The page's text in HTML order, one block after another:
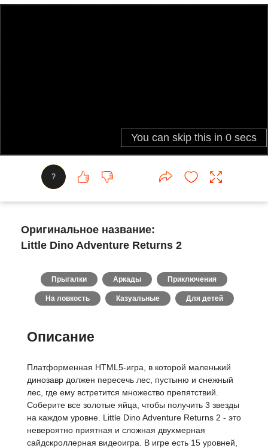
?
Оригинальное название:
Little Dino Adventure Returns 2
Прыгалки Аркады Приключения
На ловкость Казуальные Для детей
Описание
Платформенная HTML5-игра, в которой маленький
динозавр должен пересечь лес, пустыню и снежный
лес, где ему встретится множество препятствий.
Соберите все золотые яйца, чтобы получить 3 звезды
на каждом уровне. Little Dino Adventure Returns 2 - это
невероятно приятная и сложная двухмерная
сайдскроллерная видеоигра. В игре есть 15 уровней,